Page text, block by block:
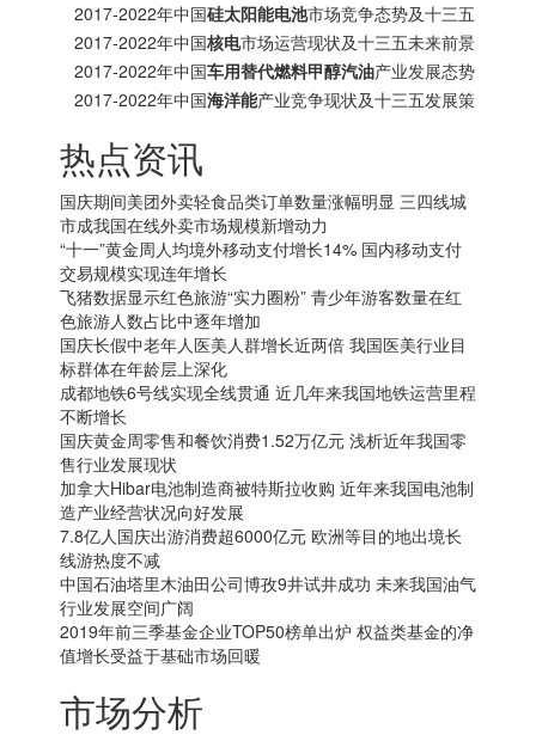
展策略分析报告
2017-2022年中国硅太阳能电池市场竞争态势及十三五
投资商机研究报告
2017-2022年中国核电市场运营现状及十三五未来前景
分析报告
2017-2022年中国车用替代燃料甲醇汽油产业发展态势
及十三五投资方向分析报告
2017-2022年中国海洋能产业竞争现状及十三五发展策
热点资讯
国庆期间美团外卖轻食品类订单数量涨幅明显 三四线城
市成我国在线外卖市场规模新增动力
“十一”黄金周人均境外移动支付增长14% 国内移动支付
交易规模实现连年增长
飞猪数据显示红色旅游“实力圈粉” 青少年游客数量在红
色旅游人数占比中逐年增加
国庆长假中老年人医美人群增长近两倍 我国医美行业目
标群体在年龄层上深化
成都地铁6号线实现全线贯通 近几年来我国地铁运营里程
不断增长
国庆黄金周零售和餐饮消费1.52万亿元 浅析近年我国零
售行业发展现状
加拿大Hibar电池制造商被特斯拉收购 近年来我国电池制
造产业经营状况向好发展
7.8亿人国庆出游消费超6000亿元 欧洲等目的地出境长
线游热度不减
中国石油塔里木油田公司博孜9井试井成功 未来我国油气
行业发展空间广阔
2019年前三季基金企业TOP50榜单出炉 权益类基金的净
值增长受益于基础市场回暖
市场分析